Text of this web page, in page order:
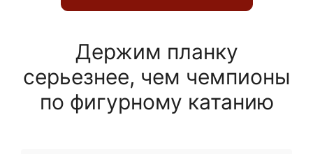
Держим планку
серьезнее, чем чемпионы
по фигурному катанию